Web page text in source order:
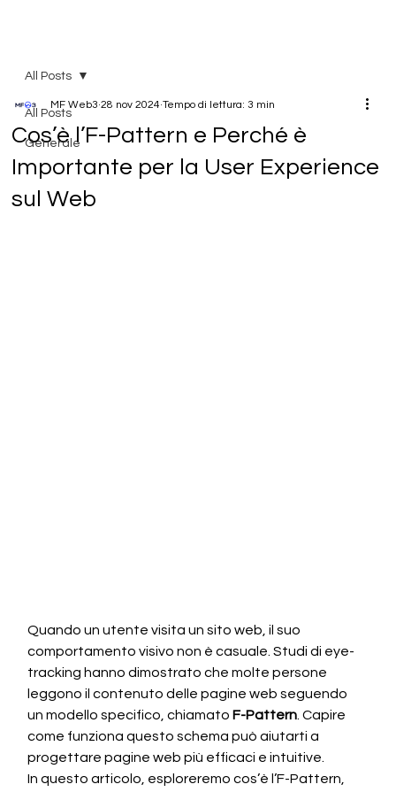
All Posts
Generale
All Posts
Cos’è l’F-Pattern e Perché è
Importante per la User Experience
sul Web
MF Web3 28 nov 2024 Tempo di lettura: 3 min
Quando un utente visita un sito web, il suo
comportamento visivo non è casuale. Studi di eye-
tracking hanno dimostrato che molte persone
leggono il contenuto delle pagine web seguendo
un modello specifico, chiamato F-Pattern . Capire
come funziona questo schema può aiutarti a
progettare pagine web più efficaci e intuitive.
In questo articolo, esploreremo cos’è l’F-Pattern,